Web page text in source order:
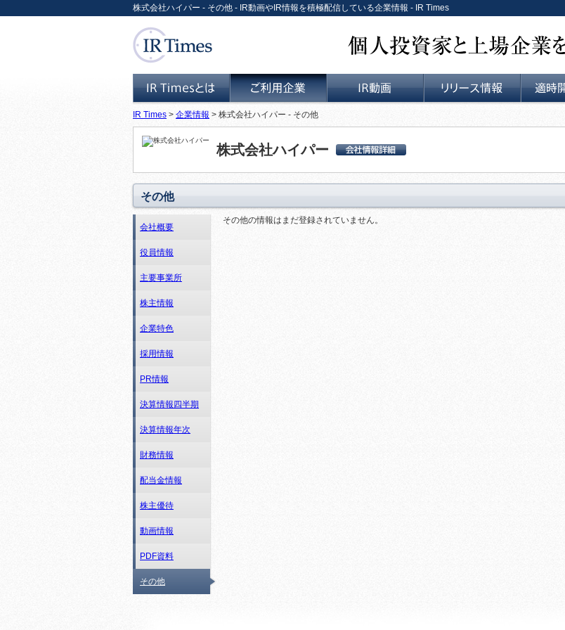
株式会社ハイパー - その他 - IR動画やIR情報を積極配信している企業情報 - IR Times
IR Timesとは ご利用企業
IR Times > 企業情報 > 株式会社ハイパー - その他
株式会社ハイパー
社詳細情報
その他
会社概要
役員情報
主要事業所
株主情報
企業特色
採用情報
PR情報
決算情報四半期
決算情報年次
財務情報
配当金情報
株主優待
動画情報
PDF資料
その他
その他の情報はまだ登録されていません。